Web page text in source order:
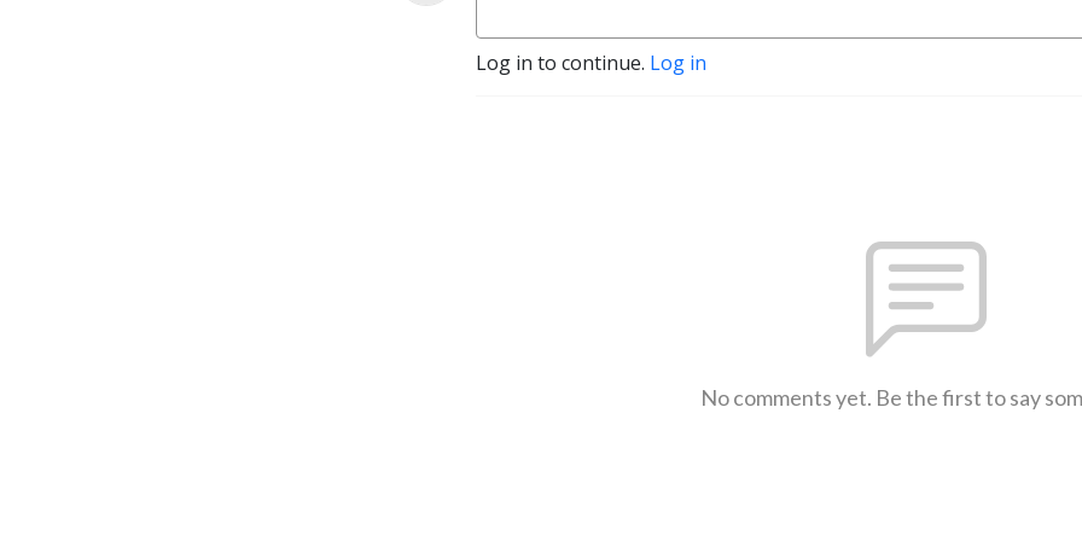
Log in to continue. Log in
No comments yet. Be the first to say